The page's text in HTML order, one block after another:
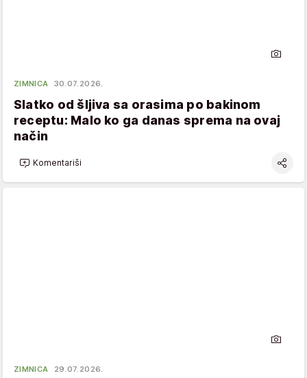
ZIMNICA 30.07.2026.
Slatko od šljiva sa orasima po bakinom
receptu: Malo ko ga danas sprema na ovaj
način
Komentariši
ZIMNICA 29.07.2026.